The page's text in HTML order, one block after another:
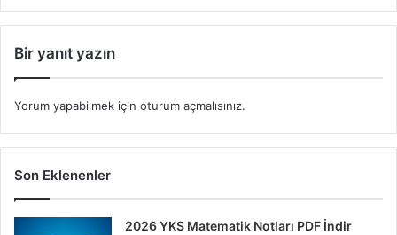
Bir yanıt yazın
Yorum yapabilmek için oturum açmalısınız.
Son Eklenenler
2026 YKS Matematik Notları PDF İndir